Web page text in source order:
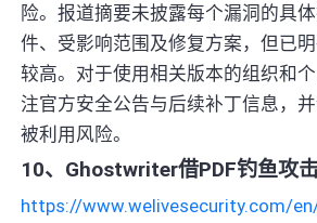
险。报道摘要未披露每个漏洞的具
件、受影响范围及修复方案，但已
较高。对于使用相关版本的组织和
注官方安全公告与后续补丁信息，
被利用风险。
10、Ghostwriter借PDF钓鱼攻
https://www.welivesecurity.com/